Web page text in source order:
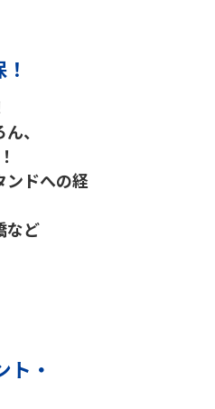
、
ンドへの経
など
ト・